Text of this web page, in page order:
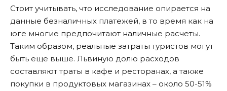
Стоит учитывать, что исследование опирается на
данные безналичных платежей, в то время как на
юге многие предпочитают наличные расчеты.
Таким образом, реальные затраты туристов могут
быть еще выше. Львиную долю расходов
составляют траты в кафе и ресторанах, а также
покупки в продуктовых магазинах – около 50-51%